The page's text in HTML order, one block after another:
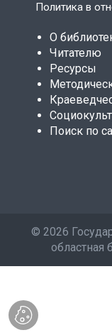
Политика в
О
Читателю
Ресурсы
Поиск по
© 2026
областная